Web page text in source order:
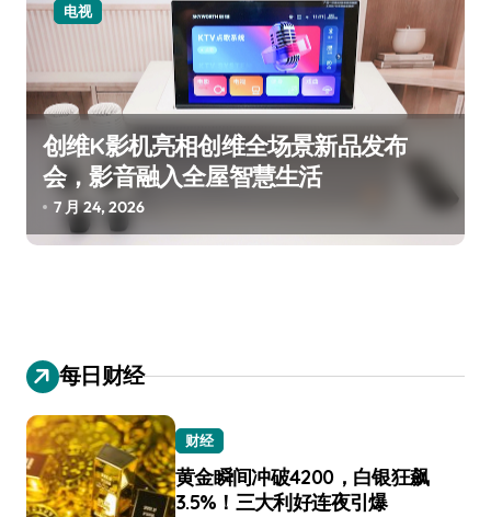
电视
创维K影机亮相创维全场景新品发布
会，影音融入全屋智慧生活
7 月 24, 2026
每日财经
财经
黄金瞬间冲破4200，白银狂飙
3.5%！三大利好连夜引爆